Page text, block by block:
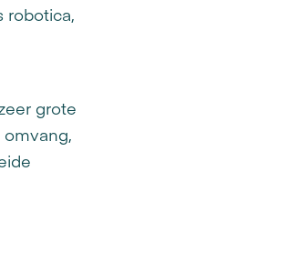
robotica,
grote